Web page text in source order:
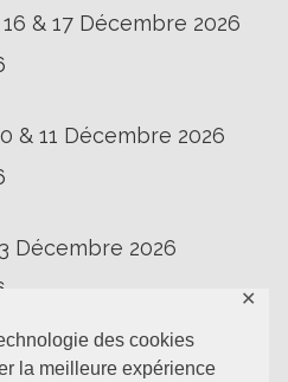
des cookies
la meilleure expérience
✕
& 17 Décembre 2026
& 11 Décembre 2026
Décembre 2026